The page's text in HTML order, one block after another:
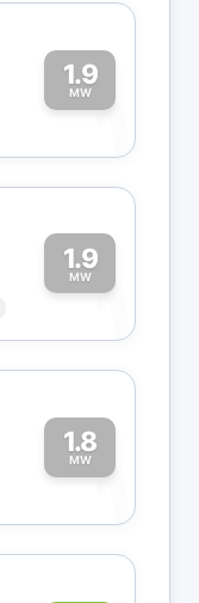
1.9
MW1
1.9
MW1
1.8
MW1